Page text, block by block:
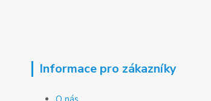
Informace pro zákazníky